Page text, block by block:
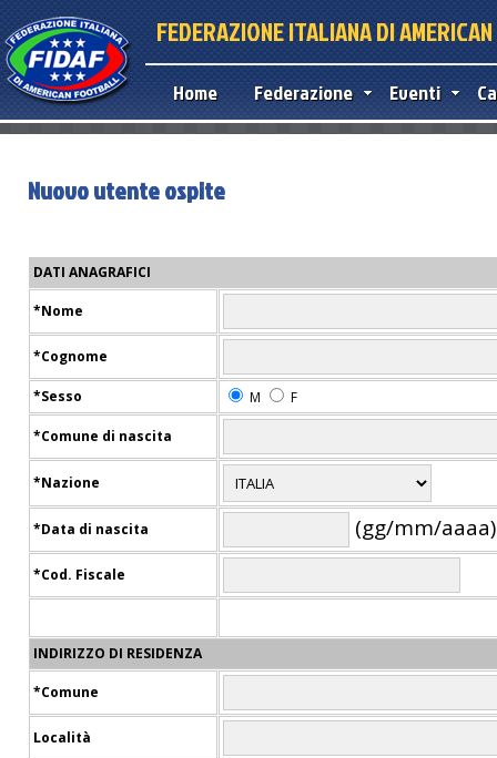
FEDERAZIONE ITALIANA DI
Home Federazione Eventi
Nuovo utente ospite
DATI ANAGRAFICI
*Nome
*Cognome
*Sesso M F
*Comune di nascita
*Nazione
*Data di nascita (gg/mm/aaaa)
*Cod. Fiscale
INDIRIZZO DI RESIDENZA
*Comune
Località